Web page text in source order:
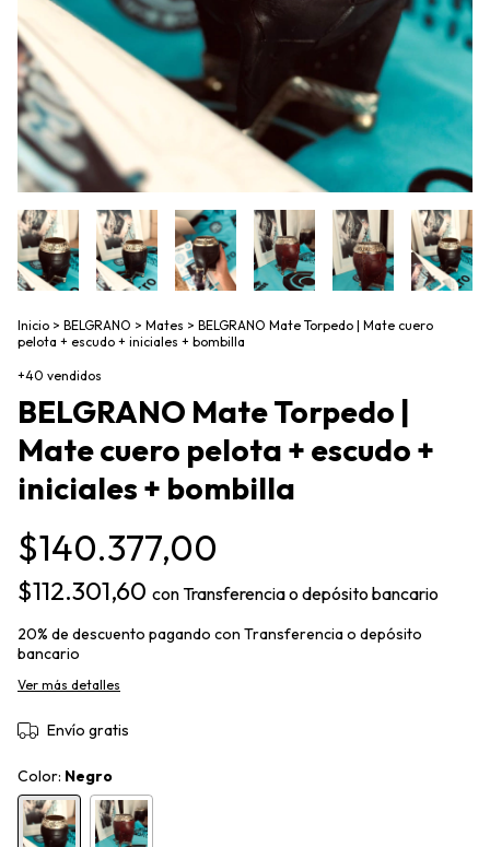
Inicio > BELGRANO > Mates > BELGRANO Mate Torpedo | Mate cuero
pelota + escudo + iniciales + bombilla
+40 vendidos
BELGRANO Mate Torpedo |
Mate cuero pelota + escudo +
iniciales + bombilla
$140.377,00
$112.301,60 conTransferencia o depósito bancario
20% de descuento pagando con Transferencia o depósito
bancario
Ver más detalles
Envío gratis
Color: Negro